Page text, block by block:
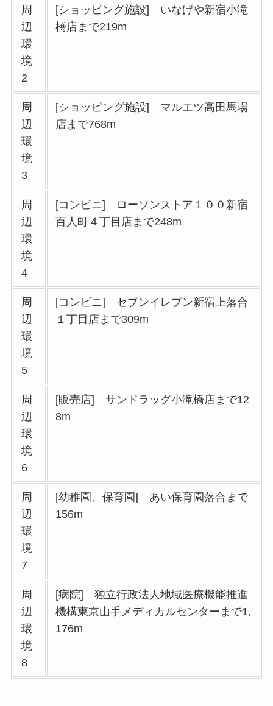
周
辺
環
境
2
[ショッピング施設] いなげや新宿小滝
橋店まで219m
周
辺
環
境
3
[ショッピング施設] マルエツ高田馬場
店まで768m
周
辺
環
境
4
[コンビニ] ローソンストア１００新宿
百人町４丁目店まで248m
周
辺
環
境
5
[コンビニ] セブンイレブン新宿上落合
１丁目店まで309m
周
辺
環
境
6
[販売店] サンドラッグ小滝橋店まで12
8m
周
辺
環
境
7
[幼稚園、保育園] あい保育園落合まで
156m
周
辺
環
境
8
[病院] 独立行政法人地域医療機能推進
機構東京山手メディカルセンターまで1,
176m